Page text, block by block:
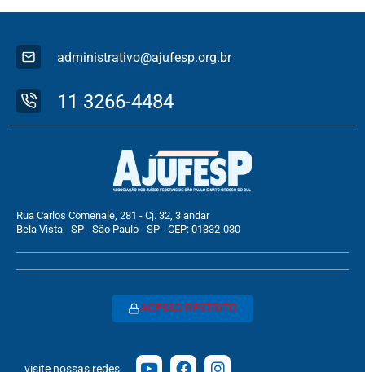
administrativo@ajufesp.org.br
11 3266-4484
Rua Carlos Comenale, 281 - Cj. 32, 3 andar
Bela Vista - SP - São Paulo - SP - CEP: 01332-030
ACESSO RESTRITO